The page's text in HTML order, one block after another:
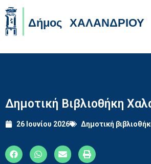
Δημοτική Βιβλιοθήκη
26 Ιουνίου 2026 Δημοτική